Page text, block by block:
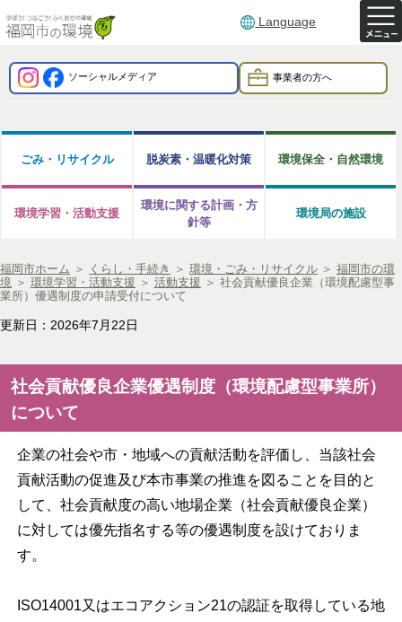
Language
ソーシャルメディア 事業者の方へ
ごみ・リサイクル 脱炭素・温暖化対策 環境保全・自然環境
環境学習・活動支援
環境に関する計画・方
針等
環境局の施設
福岡市ホーム ＞ くらし・手続き ＞ 環境・ごみ・リサイクル ＞ 福岡市の環
境 ＞ 環境学習・活動支援 ＞ 活動支援 ＞ 社会貢献優良企業（環境配慮型事
業所）優遇制度の申請受付について
更新日：2026年7月22日
社会貢献優良企業優遇制度（環境配慮型事業所）
について
企業の社会や市・地域への貢献活動を評価し、当該社会
貢献活動の促進及び本市事業の推進を図ることを目的と
して、社会貢献度の高い地場企業（社会貢献優良企業）
に対しては優先指名する等の優遇制度を設けておりま
す。
ISO14001又はエコアクション21の認証を取得している地